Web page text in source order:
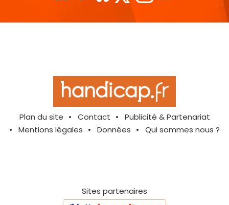
Plan du site Contact
Publicité & Partenariat
Mentions légales
Données Qui sommes nous ?
Sites partenaires